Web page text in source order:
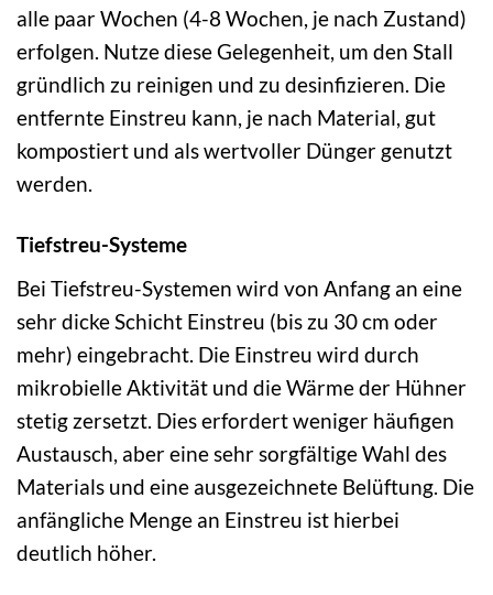
alle paar Wochen (4-8 Wochen, je nach Zustand)
erfolgen. Nutze diese Gelegenheit, um den Stall
gründlich zu reinigen und zu desinfizieren. Die
entfernte Einstreu kann, je nach Material, gut
kompostiert und als wertvoller Dünger genutzt
werden.
Tiefstreu-Systeme
Bei Tiefstreu-Systemen wird von Anfang an eine
sehr dicke Schicht Einstreu (bis zu 30 cm oder
mehr) eingebracht. Die Einstreu wird durch
mikrobielle Aktivität und die Wärme der Hühner
stetig zersetzt. Dies erfordert weniger häufigen
Austausch, aber eine sehr sorgfältige Wahl des
Materials und eine ausgezeichnete Belüftung. Die
anfängliche Menge an Einstreu ist hierbei
deutlich höher.